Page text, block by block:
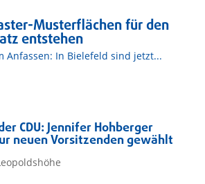
Musterflächen für den
entstehen
Anfassen: In Bielefeld sind jetzt...
CDU: Jennifer Hohberger
neuen Vorsitzenden gewählt